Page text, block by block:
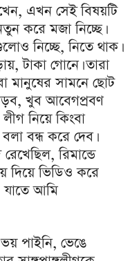
এখন সেই বিষয়টি
করে মজা নিচ্ছে।
নিচ্ছে, নিতে থাক।
টাকা গোনে। তারা
মানুষের সামনে ছোট
খুব আবেগপ্রবণ
নিয়ে কিংবা
বন্ধ করে দেব।
রিমান্ডে
দিয়ে ভিডিও করে
যাতে আমি
ভয় পাইনি, ভেঙে